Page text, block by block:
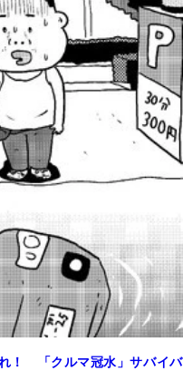
！ 「クルマ冠水」サバイバ